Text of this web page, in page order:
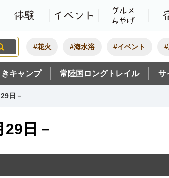
観光いばらき公式ホームペ
ススメ
モデルコーススポット 体験
#花火 #海水浴 #イベント
きキャンプ 常陸国ロングトレイル サ
日－
日－